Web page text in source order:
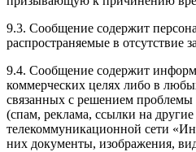
9.3. Сообщение содержит
распространяемые в отсутствие
9.4. Сообщение содержит
коммерческих целях либо в
связанных с решением проблемы
(спам, реклама, ссылки на
телекоммуникационной сети
них документы, изображения,